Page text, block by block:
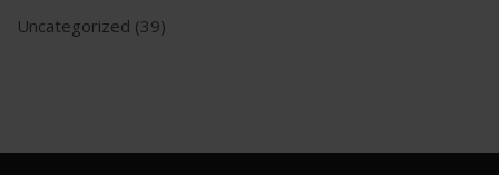
Uncategorized (39)